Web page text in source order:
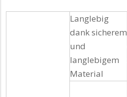
Langlebig
dank sicherem
und
langlebigem
Material